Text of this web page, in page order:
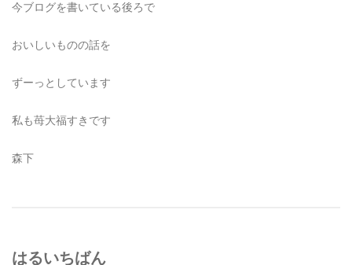
今ブログを書いている後ろで
おいしいものの話を
ずーっとしています
私も苺大福すきです
森下
はるいちばん